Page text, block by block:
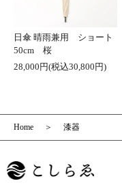
日傘 晴雨兼用 ショート
50cm 桜
28,000円(税込30,800円)
Home 漆器